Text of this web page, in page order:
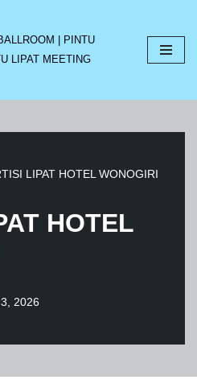
| PINTU
LIPAT MEETING
LIPAT HOTEL WONOGIRI
HOTEL
2026